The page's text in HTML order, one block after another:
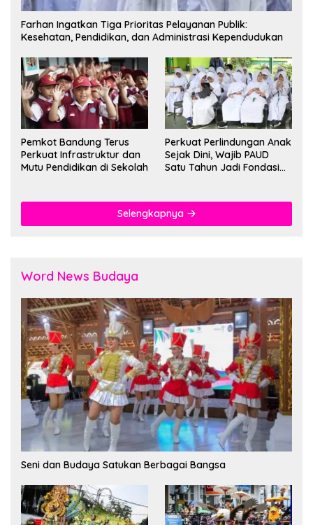
Farhan Ingatkan Tiga Prioritas Pelayanan Publik:
Kesehatan, Pendidikan, dan Administrasi Kependudukan
Pemkot Bandung Terus
Perkuat Infrastruktur dan
Mutu Pendidikan di Sekolah
Perkuat Perlindungan Anak
Sejak Dini, Wajib PAUD
Satu Tahun Jadi Fondasi
Selengkapnya
Word News Budaya
Seni dan Budaya Satukan Berbagai Bangsa